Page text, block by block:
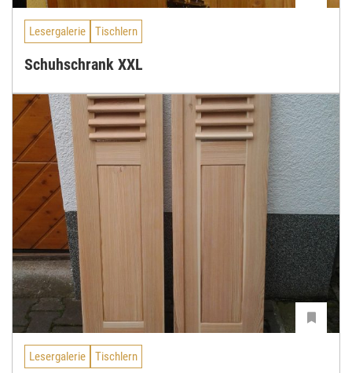
Lesergalerie Tischlern
Schuhschrank XXL
Lesergalerie Tischlern